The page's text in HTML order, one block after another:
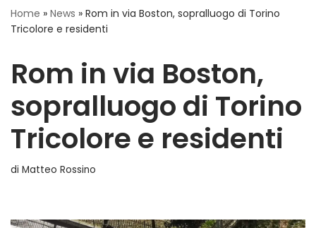
Home » News » Rom in via Boston, sopralluogo di Torino
Tricolore e residenti
Rom in via Boston,
sopralluogo di Torino
Tricolore e residenti
di Matteo Rossino